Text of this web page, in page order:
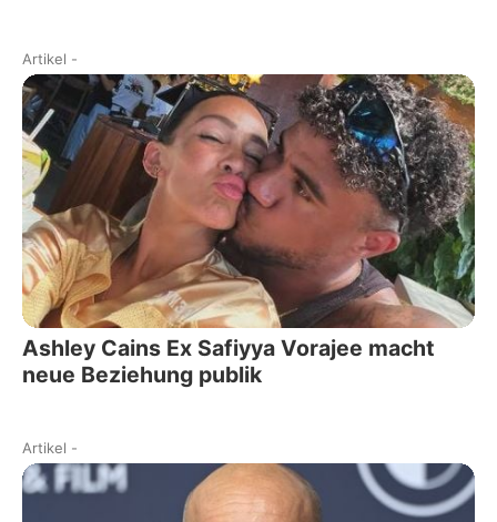
Artikel -
Ashley Cains Ex Safiyya Vorajee macht
neue Beziehung publik
Artikel -